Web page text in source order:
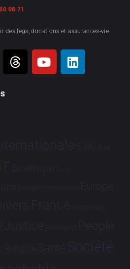
08 71
des legs, donations et assurances-vie
Afrique
Bioéthique Brève
Dialogues France-Brésil Europe
France Hommage
Justice Partenariat People
Religion Santé Société